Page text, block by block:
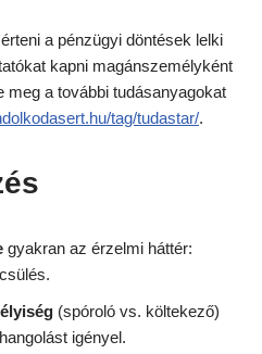
a pénzügyi döntések lelki
kapni magánszemélyként
a további tudásanyagokat
tag/tudastar/.
gyakran az érzelmi háttér:
(spóroló vs. költekező)
igényel.